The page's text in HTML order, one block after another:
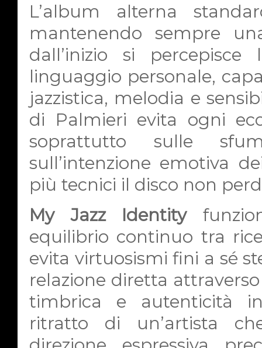
L’album alterna
mantenendo sempre
dall’inizio si
linguaggio personale,
jazzistica, melodia e
di Palmieri evita ogni
soprattutto sulle
sull’intenzione emotiva
più tecnici il disco non
My Jazz Identity
equilibrio continuo tra
evita virtuosismi fini a sé
relazione diretta
timbrica e autenticità
ritratto di un’artista